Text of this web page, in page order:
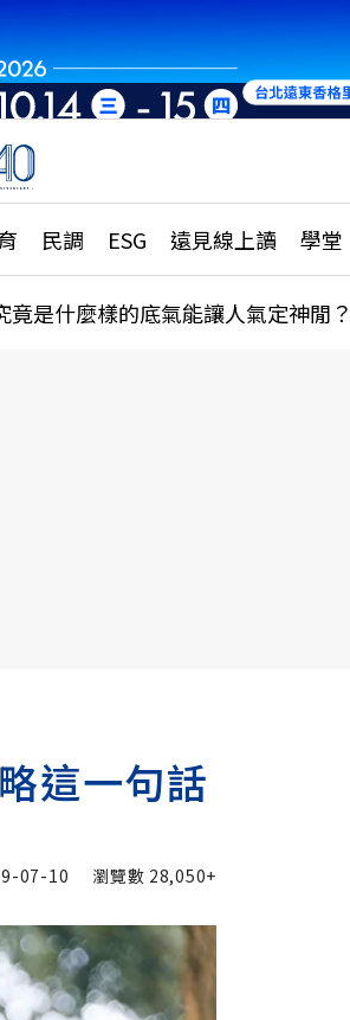
民調 ESG 遠見線上讀 學堂
、職涯攻略
政調查全解析
更多訂閱方案
是什麼樣的底氣能讓人氣定神閒？
這一句話
07-10 瀏覽數 28,050+